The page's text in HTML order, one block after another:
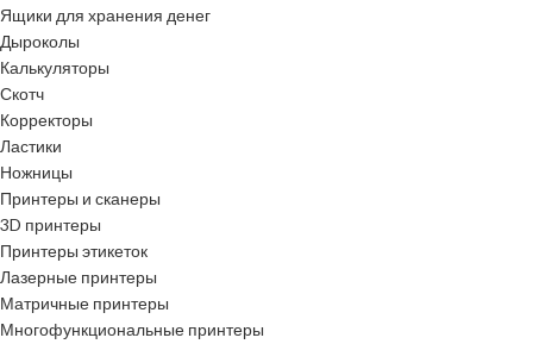
Ящики для хранения денег
Дыроколы
Калькуляторы
Скотч
Корректоры
Ластики
Ножницы
Принтеры и сканеры
3D принтеры
Принтеры этикеток
Лазерные принтеры
Матричные принтеры
Многофункциональные принтеры